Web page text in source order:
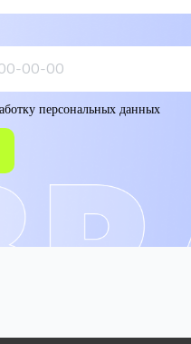
персональных данных